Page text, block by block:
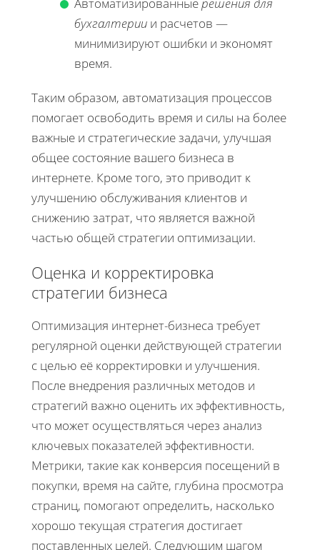
Автоматизированныерешения для
бухгалтерии и расчетов —
минимизируют ошибки и экономят
время.
Таким образом, автоматизация процессов
помогает освободить время и силы на более
важные и стратегические задачи, улучшая
общее состояние вашего бизнеса в
интернете. Кроме того, это приводит к
улучшению обслуживания клиентов и
снижению затрат, что является важной
частью общей стратегии оптимизации.
Оценка и корректировка
стратегии бизнеса
Оптимизация интернет-бизнеса требует
регулярной оценки действующей стратегии
с целью её корректировки и улучшения.
После внедрения различных методов и
стратегий важно оценить их эффективность,
что может осуществляться через анализ
ключевых показателей эффективности.
Метрики, такие как конверсия посещений в
покупки, время на сайте, глубина просмотра
страниц, помогают определить, насколько
хорошо текущая стратегия достигает
поставленных целей. Следующим шагом